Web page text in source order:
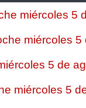
miércoles 5
miércoles 5
5 de
miércoles 5